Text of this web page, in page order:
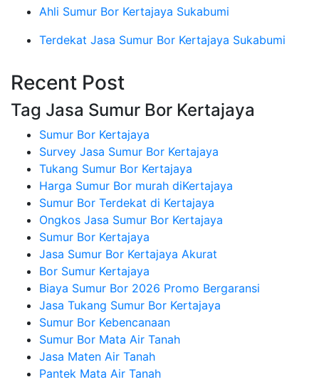
Ahli Sumur Bor Kertajaya Sukabumi
Terdekat Jasa Sumur Bor Kertajaya Sukabumi
Recent Post
Tag Jasa Sumur Bor Kertajaya
Sumur Bor Kertajaya
Survey Jasa Sumur Bor Kertajaya
Tukang Sumur Bor Kertajaya
Harga Sumur Bor murah diKertajaya
Sumur Bor Terdekat di Kertajaya
Ongkos Jasa Sumur Bor Kertajaya
Sumur Bor Kertajaya
Jasa Sumur Bor Kertajaya Akurat
Bor Sumur Kertajaya
Biaya Sumur Bor 2026 Promo Bergaransi
Jasa Tukang Sumur Bor Kertajaya
Sumur Bor Kebencanaan
Sumur Bor Mata Air Tanah
Jasa Maten Air Tanah
Pantek Mata Air Tanah